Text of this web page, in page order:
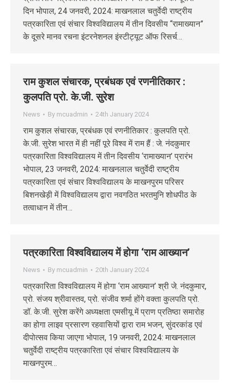
दिन भोपाल, 24 जनवरी, 2024: माखनलाल चतुर्वेदी राष्ट्रीय
पत्रकारिता एवं संचार विश्वविद्यालय में तीन दिवसीय “रामाख्यान”
के दूसरे मानव रचना इंटरनेशनल इंस्टीट्यूट ऑफ रिसर्च…
राम कुशल संचारक, प्रबंधक एवं रणनीतिकार :
कुलपति प्रो. के.जी. सुरेश
News By mcuadmin 24th January 2024
राम कुशल संचारक, प्रबंधक एवं रणनीतिकार : कुलपति प्रो.
के.जी. सुरेश भारत में ही नहीं पूरे विश्व में राम हैं : जे. नंदकुमार
पत्रकारिता विश्वविद्यालय में तीन दिवसीय ‘रामाख्यान’ प्रारंभ
भोपाल, 23 जनवरी, 2024: माखनलाल चतुर्वेदी राष्ट्रीय
पत्रकारिता एवं संचार विश्वविद्यालय के माखनपुरम परिसर
बिशनखेड़ी में विश्वविद्यालय द्वारा नवगठित भरतमुनि शोधपीठ के
तत्वाधान में तीन…
पत्रकारिता विश्वविद्यालय में होगा ‘राम आख्यान’
News By mcuadmin 20th January 2024
पत्रकारिता विश्वविद्यालय में होगा ‘राम आख्यान’ श्री जे. नंदकुमार,
प्रो. संजय श्रीवास्तव, प्रो. संजीव शर्मा होंगे वक्ता कुलपति प्रो.
डॉ. के.जी. सुरेश करेंगे अध्यक्षता एमसीयू में प्राण प्रतिष्ठा समारोह
का होगा लाइव प्रसारण रहवासियों द्वारा राम भजन, सुंदरकांड एवं
दीपोत्सव किया जाएगा भोपाल, 19 जनवरी, 2024: माखनलाल
चतुर्वेदी राष्ट्रीय पत्रकारिता एवं संचार विश्वविद्यालय के
माखनपुरम…